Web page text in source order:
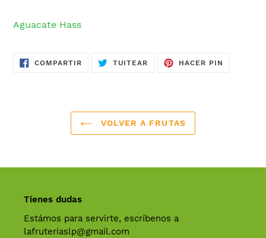
producto
tu
carrito
Aguacate Hass
COMPARTIRCOMPARTIR
EN
TUITEAR TUITEARHACER PIN
VOLVER A FRUTAS
Tienes dudas
Estámos para servirte, escríbenos a
lafruteriaslp@gmail.com